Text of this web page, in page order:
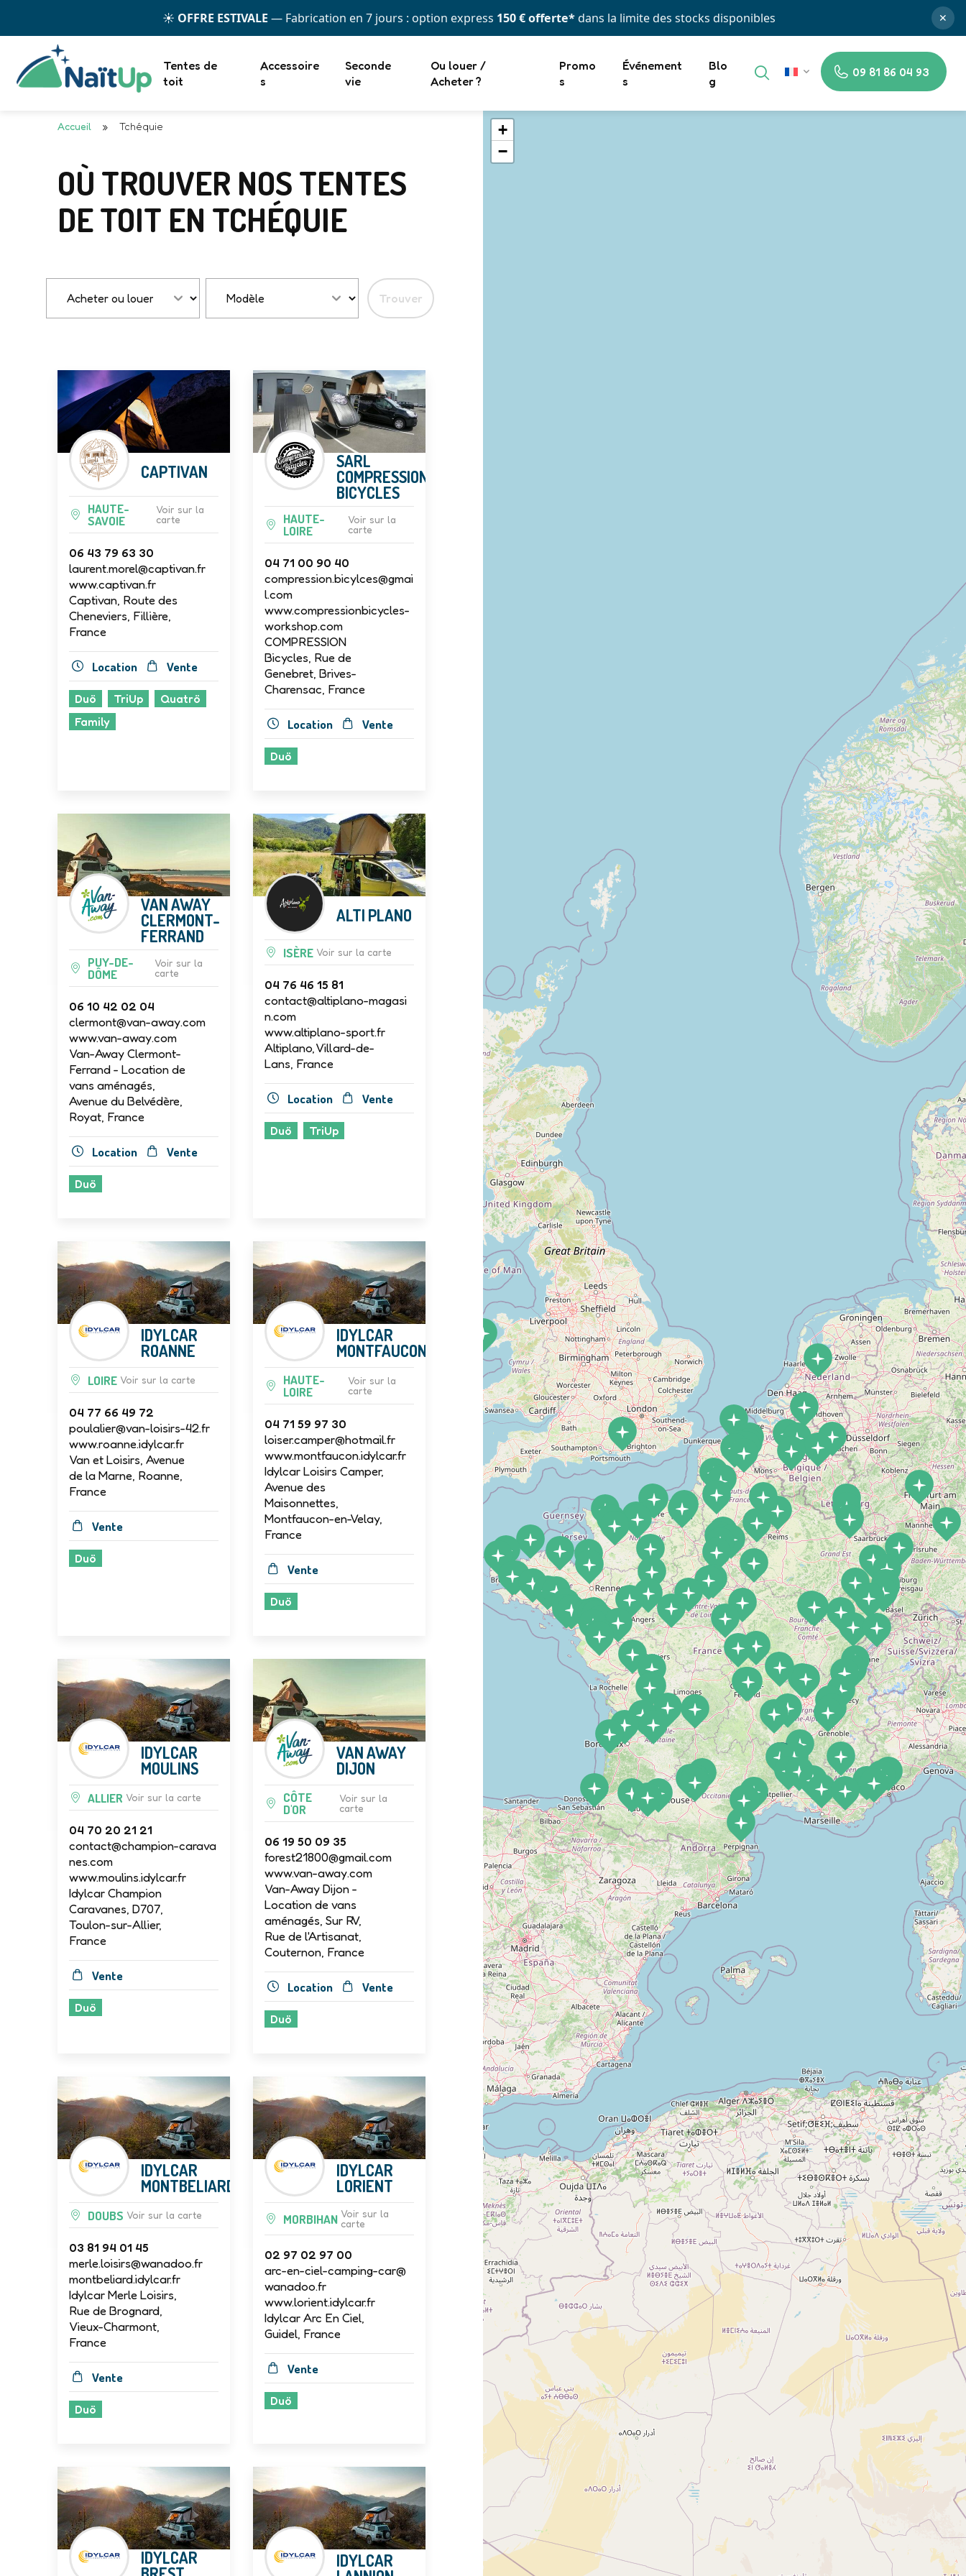
☀️ OFFRE ESTIVALE — Fabrication en 7 jours : option express 150 € offerte*dans la limite des stocks disponibles ✕
FR 09 81 86 04 93
Tentes de
toit
Accessoire
s
Seconde
vie
Ou louer /
Acheter ?
Promo
s
Événement
s
Blo
g
Accueil » Tchéquie
OÙ TROUVER NOS TENTES
DE TOIT EN TCHÉQUIE
Trouver
CAPTIVAN
HAUTE-
SAVOIE
Voir sur la
carte
06 43 79 63 30
laurent.morel@captivan.fr
www.captivan.fr
Captivan, Route des
Cheneviers, Fillière,
France
Location Vente
Duö TriUp
Quatrö
Family
SARL
COMPRESSION
BICYCLES
HAUTE-
LOIRE
Voir sur la
carte
04 71 00 90 40
compression.bicylces@gmai
l.com
www.compressionbicycles-
workshop.com
COMPRESSION
Bicycles, Rue de
Genebret, Brives-
Charensac, France
Location Vente
Duö
VAN AWAY
CLERMONT-
FERRAND
PUY-DE-
DÔME
Voir sur la
carte
06 10 42 02 04
clermont@van-away.com
www.van-away.com
Van-Away Clermont-
Ferrand - Location de
vans aménagés,
Avenue du Belvédère,
Royat, France
Location Vente
Duö
ALTI PLANO
ISÈRE Voir sur la carte
04 76 46 15 81
contact@altiplano-magasi
n.com
www.altiplano-sport.fr
Altiplano, Villard-de-
Lans, France
Location Vente
Duö TriUp
IDYLCAR
ROANNE
LOIRE Voir sur la carte
04 77 66 49 72
poulalier@van-loisirs-42.fr
www.roanne.idylcar.fr
Van et Loisirs, Avenue
de la Marne, Roanne,
France
Vente
Duö
IDYLCAR
MONTFAUCON
HAUTE-
LOIRE
Voir sur la
carte
04 71 59 97 30
loiser.camper@hotmail.fr
www.montfaucon.idylcar.fr
Idylcar Loisirs Camper,
Avenue des
Maisonnettes,
Montfaucon-en-Velay,
France
Vente
Duö
IDYLCAR
MOULINS
ALLIER Voir sur la carte
04 70 20 21 21
contact@champion-carava
nes.com
www.moulins.idylcar.fr
Idylcar Champion
Caravanes, D707,
Toulon-sur-Allier,
France
Vente
Duö
VAN AWAY
DIJON
CÔTE
D'OR
Voir sur la
carte
06 19 50 09 35
forest21800@gmail.com
www.van-away.com
Van-Away Dijon -
Location de vans
aménagés, Sur RV,
Rue de l'Artisanat,
Couternon, France
Location Vente
Duö
IDYLCAR
MONTBELIARD
DOUBS Voir sur la carte
03 81 94 01 45
merle.loisirs@wanadoo.fr
montbeliard.idylcar.fr
Idylcar Merle Loisirs,
Rue de Brognard,
Vieux-Charmont,
France
Vente
Duö
IDYLCAR
LORIENT
MORBIHAN Voir sur la
carte
02 97 02 97 00
arc-en-ciel-camping-car@
wanadoo.fr
www.lorient.idylcar.fr
Idylcar Arc En Ciel,
Guidel, France
Vente
Duö
IDYLCAR IDYLCAR
+
−